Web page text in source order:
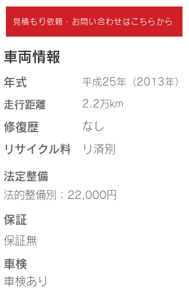
見積もり依頼・お問い合わせはこちらから
車両情報
年式 平成25年（2013年）
走行距離
修復歴
リサイクル料
2.2万km
なし
リ済別
法定整備
法的整備別：22,000円
保証
保証無
車検
車検あり